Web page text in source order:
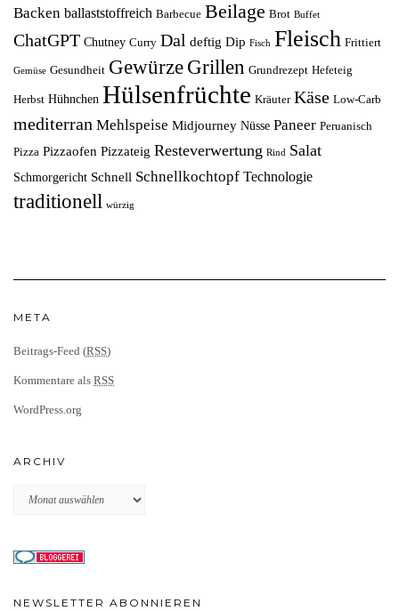
Backen ballaststoffreich Barbecue Beilage Brot Buffet
ChatGPT Chutney Curry Dal deftig Dip Fisch Fleisch Frittiert
Gemüse Gesundheit Gewürze Grillen Grundrezept Hefeteig
Herbst Hühnchen Hülsenfrüchte Kräuter Käse Low-Carb
mediterran Mehlspeise Midjourney Nüsse Paneer Peruanisch
Pizza Pizzaofen Pizzateig Resteverwertung Rind Salat
Schmorgericht Schnell Schnellkochtopf Technologie
traditionell würzig
META
Beitrags-Feed (RSS)
Kommentare als RSS
WordPress.org
ARCHIV
Archiv
NEWSLETTER ABONNIEREN